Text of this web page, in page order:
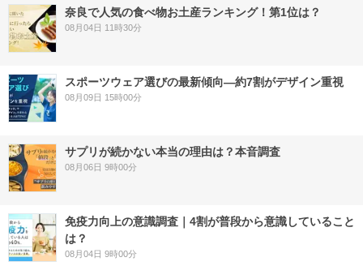
奈良で人気の食べ物お土産ランキング！第1位は？
08月04日 11時30分
スポーツウェア選びの最新傾向―約7割がデザイン重視
08月09日 15時00分
サプリが続かない本当の理由は？本音調査
08月06日 9時00分
免疫力向上の意識調査｜4割が普段から意識していること
は？
08月04日 9時00分